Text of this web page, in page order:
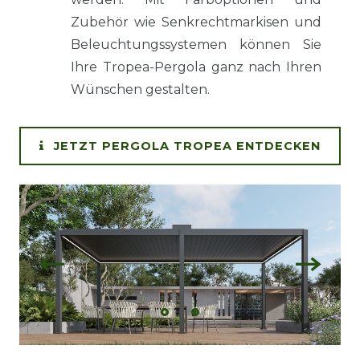
Zubehör wie Senkrechtmarkisen und
Beleuchtungssystemen können Sie
Ihre Tropea-Pergola ganz nach Ihren
Wünschen gestalten.
JETZT PERGOLA TROPEA ENTDECKEN